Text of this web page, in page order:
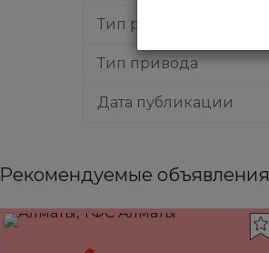
Тип руля
Тип привода
Дата публикации
Рекомендуемые объявления